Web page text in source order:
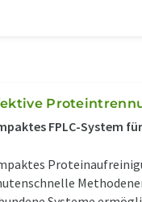
FPLC-System